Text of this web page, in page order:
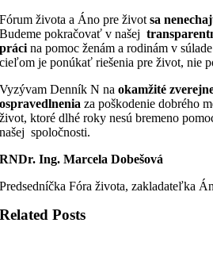
Fórum života a Áno pre životsa
Budeme pokračovať v našej
prácina pomoc ženám a rodinám v
cieľom je ponúkať riešenia pre život, nie
Vyzývam Denník N naokamžité
ospravedlneniaza poškodenie dobrého
život, ktoré dlhé roky nesú bremeno
našej spoločnosti.
RNDr. Ing. Marcela Dobešová
Predsedníčka Fóra života, zakladateľka
Related Posts